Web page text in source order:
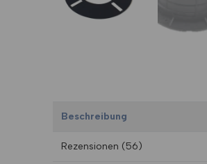
Beschreibung
Rezensionen (56)